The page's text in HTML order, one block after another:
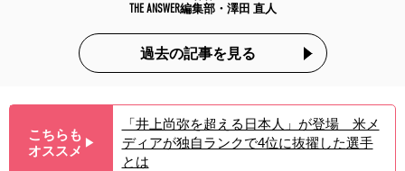
THE ANSWER編集部・澤田 直人
過去の記事を見る
こちらも
オススメ ▶︎
「井上尚弥を超える日本人」が登場 米メ
ディアが独自ランクで4位に抜擢した選手
とは